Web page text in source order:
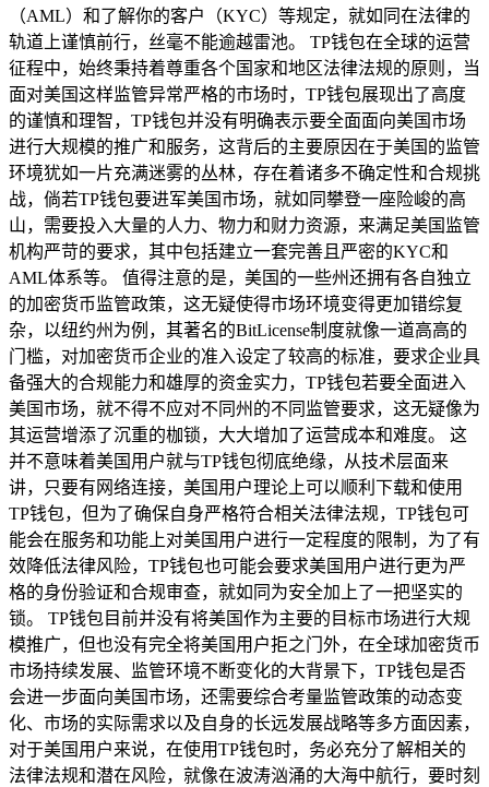
（AML）和了解你的客户（KYC）等规定，就如同在法律的
轨道上谨慎前行，丝毫不能逾越雷池。 TP钱包在全球的运营
征程中，始终秉持着尊重各个国家和地区法律法规的原则，当
面对美国这样监管异常严格的市场时，TP钱包展现出了高度
的谨慎和理智，TP钱包并没有明确表示要全面面向美国市场
进行大规模的推广和服务，这背后的主要原因在于美国的监管
环境犹如一片充满迷雾的丛林，存在着诸多不确定性和合规挑
战，倘若TP钱包要进军美国市场，就如同攀登一座险峻的高
山，需要投入大量的人力、物力和财力资源，来满足美国监管
机构严苛的要求，其中包括建立一套完善且严密的KYC和
AML体系等。 值得注意的是，美国的一些州还拥有各自独立
的加密货币监管政策，这无疑使得市场环境变得更加错综复
杂，以纽约州为例，其著名的BitLicense制度就像一道高高的
门槛，对加密货币企业的准入设定了较高的标准，要求企业具
备强大的合规能力和雄厚的资金实力，TP钱包若要全面进入
美国市场，就不得不应对不同州的不同监管要求，这无疑像为
其运营增添了沉重的枷锁，大大增加了运营成本和难度。 这
并不意味着美国用户就与TP钱包彻底绝缘，从技术层面来
讲，只要有网络连接，美国用户理论上可以顺利下载和使用
TP钱包，但为了确保自身严格符合相关法律法规，TP钱包可
能会在服务和功能上对美国用户进行一定程度的限制，为了有
效降低法律风险，TP钱包也可能会要求美国用户进行更为严
格的身份验证和合规审查，就如同为安全加上了一把坚实的
锁。 TP钱包目前并没有将美国作为主要的目标市场进行大规
模推广，但也没有完全将美国用户拒之门外，在全球加密货币
市场持续发展、监管环境不断变化的大背景下，TP钱包是否
会进一步面向美国市场，还需要综合考量监管政策的动态变
化、市场的实际需求以及自身的长远发展战略等多方面因素，
对于美国用户来说，在使用TP钱包时，务必充分了解相关的
法律法规和潜在风险，就像在波涛汹涌的大海中航行，要时刻